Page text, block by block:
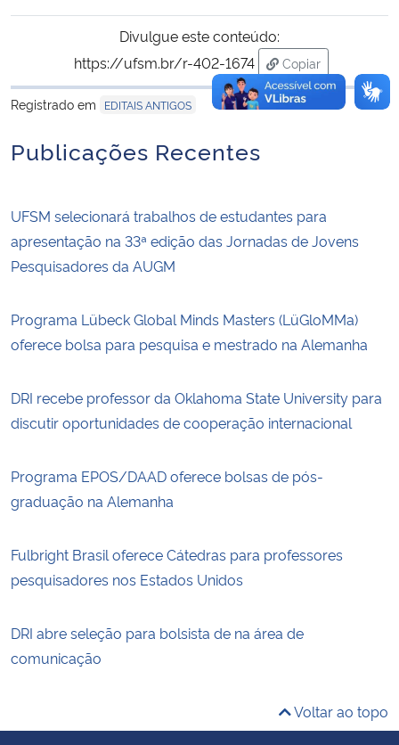
Divulgue este conteúdo:
https://ufsm.br/r-402-1674
Copiar
para área de
Registrado em
EDITAIS ANTIGOS
Publicações Recentes
UFSM selecionará trabalhos de estudantes para
apresentação na 33ª edição das Jornadas de Jovens
Pesquisadores da AUGM
Programa Lübeck Global Minds Masters (LüGloMMa)
oferece bolsa para pesquisa e mestrado na Alemanha
DRI recebe professor da Oklahoma State University para
discutir oportunidades de cooperação internacional
Programa EPOS/DAAD oferece bolsas de pós-
graduação na Alemanha
Fulbright Brasil oferece Cátedras para professores
pesquisadores nos Estados Unidos
DRI abre seleção para bolsista de na área de
comunicação
Voltar ao topo